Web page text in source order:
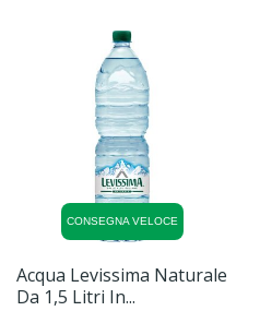
CONSEGNA VELOCE
Acqua Levissima Naturale
Da 1,5 Litri In...